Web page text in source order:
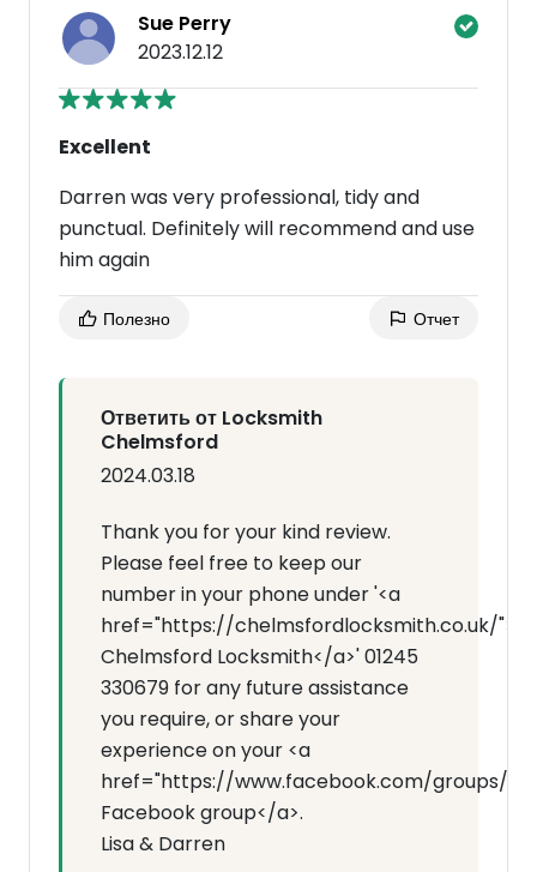
Sue Perry
2023.12.12
Excellent
Darren was very professional, tidy and
punctual. Definitely will recommend and use
him again
Полезно Отчет
Ответить от Locksmith
Chelmsford
2024.03.18
Thank you for your kind review.
Please feel free to keep our
number in your phone under '<a
href="https://chelmsfordlocksmith.co.uk/">
Chelmsford Locksmith</a>' 01245
330679 for any future assistance
you require, or share your
experience on your <a
href="https://www.facebook.com/groups/
Facebook group</a>.
Lisa & Darren